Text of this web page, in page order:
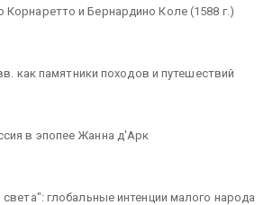
Корнаретто и Бернардино Коле (1588 г.)
как памятники походов и путешествий
в эпопее Жанна д'Арк
глобальные интенции малого народа